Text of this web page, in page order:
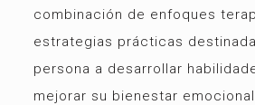
combinación de enfoques
estrategias prácticas
persona a desarrollar
mejorar su bienestar